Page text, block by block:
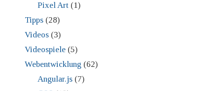
Pixel Art(1)
Tipps (28)
Videos (3)
Videospiele (5)
Webentwicklung (62)
Angular.js(7)